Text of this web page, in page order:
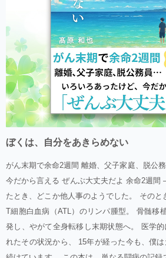
ぼくは、自分をあきらめない
がん末期で余命2週間 離婚、父子家庭、脱公
今だから言える ぜんぶ大丈夫だよ 余命2週
たとき、どこか他人事のようでした。 そのと
T細胞白血病（ATL）のリンパ腫型。 骨髄移
発し、やがて全身転移し末期状態へ。 医学
れたその状況から、 15年が経った今も、僕